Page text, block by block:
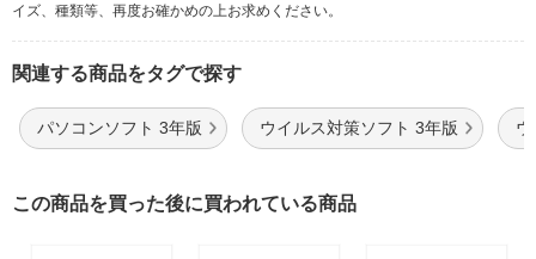
イズ、種類等、再度お確かめの上お求めください。
関連する商品をタグで探す
パソコンソフト 3年版 ウイルス対策ソフト 3年版
この商品を買った後に買われている商品